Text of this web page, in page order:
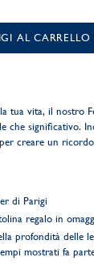
AL CARRELLO
tua vita, il nostro
che significativo.
creare un
di Parigi
regalo in
profondità delle
mostrati fa